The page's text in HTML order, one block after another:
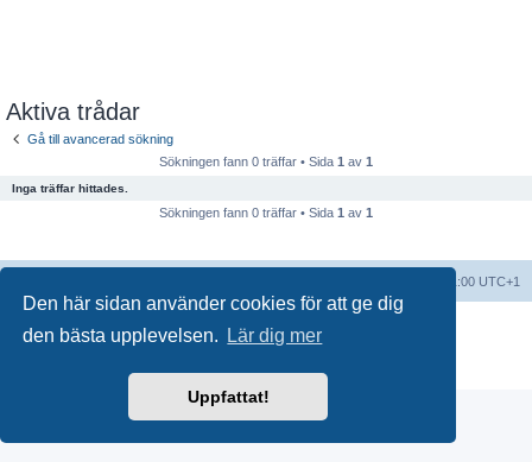
Den här sidan använder cookies för att ge dig
den bästa upplevelsen.
Lär dig mer
Uppfattat!
Aktiva trådar
Gå till avancerad sökning
Sökningen fann 0 träffar • Sida 1 av 1
Inga träffar hittades.
Sökningen fann 0 träffar • Sida 1 av 1
Alla tidsangivelser är UTC+01:00 UTC+1
Swedish translation byphpBB Sweden